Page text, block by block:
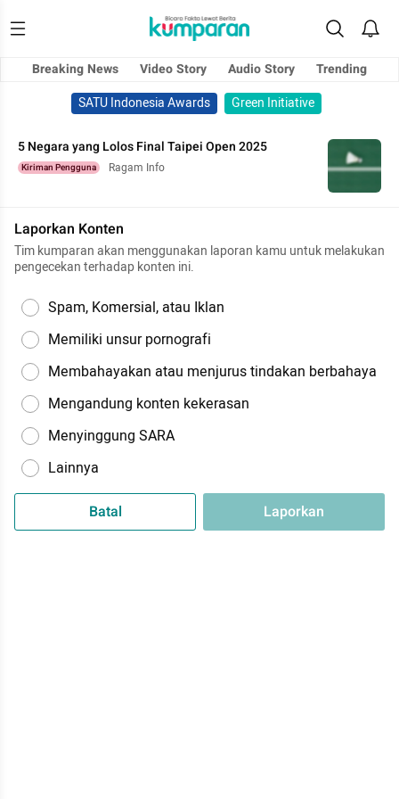
Breaking News Video Story Audio Story
Trending
SATU Indonesia Awards
Green Initiative
5 Negara yang Lolos Final Taipei Open 2025
Kiriman Pengguna Ragam Info
Laporkan Konten
Tim kumparan akan menggunakan laporan kamu untuk melakukan
pengecekan terhadap konten ini.
Spam, Komersial, atau Iklan
Memiliki unsur pornografi
Membahayakan atau menjurus tindakan berbahaya
Mengandung konten kekerasan
Menyinggung SARA
Lainnya
Batal Laporkan